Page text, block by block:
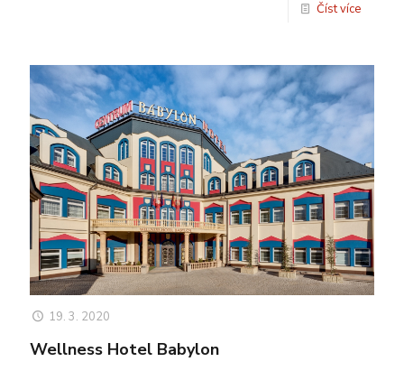
Číst více
19. 3. 2020
Wellness Hotel Babylon